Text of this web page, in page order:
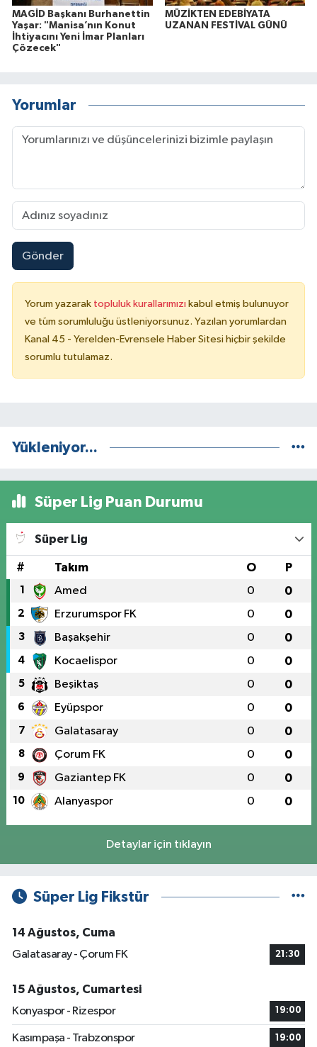
MAGİD Başkanı Burhanettin
Yaşar: "Manisa’nın Konut
İhtiyacını Yeni İmar Planları
Çözecek"
MÜZİKTEN EDEBİYATA
UZANAN FESTİVAL GÜNÜ
Yorumlar
Gönder
Yorum yazarak topluluk kurallarımızı kabul etmiş bulunuyor
ve tüm sorumluluğu üstleniyorsunuz. Yazılan yorumlardan
Kanal 45 - Yerelden-Evrensele Haber Sitesi hiçbir şekilde
sorumlu tutulamaz.
Yükleniyor...
Süper Lig Puan Durumu
Süper Lig
# Takım O P
1 Amed 0 0
2 Erzurumspor FK 0 0
3 Başakşehir 0 0
4 Kocaelispor 0 0
5 Beşiktaş 0 0
6 Eyüpspor 0 0
7 Galatasaray 0 0
8 Çorum FK 0 0
9 Gaziantep FK 0 0
10 Alanyaspor 0 0
Detaylar için tıklayın
Süper Lig Fikstür
14 Ağustos, Cuma
Galatasaray - Çorum FK
21:30
15 Ağustos, Cumartesi
Konyaspor - Rizespor
19:00
Kasımpaşa - Trabzonspor 19:00